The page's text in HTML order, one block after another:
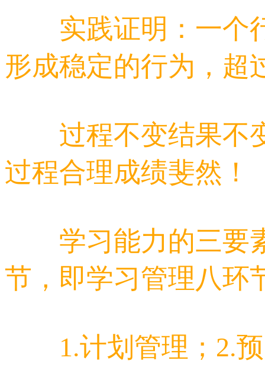
实践证明：一个行
形成稳定的行为，超
过程不变结果不
过程合理成绩斐然！
学习能力的三要
节，即学习管理八环
1.计划管理；2.预